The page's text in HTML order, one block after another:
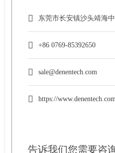
告诉我们您需要咨
东莞市长安镇沙头靖海
+86 0769-85392650
sale@denentech.com
https://